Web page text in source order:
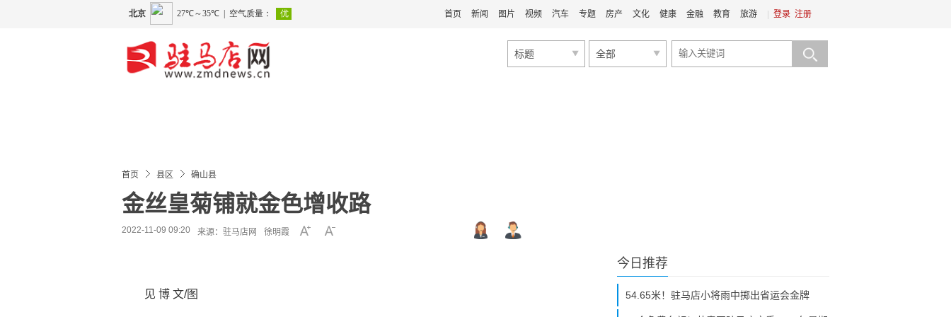
登录 注册
首页 新闻 图片 视频 汽车 专题 房产 文化 健康 金融 教育 旅游
标题 全部
首页 县区 确山县
金丝皇菊铺就金色增收路
2022-11-09 09:20 来源：驻马店网 徐明霞
见 博 文/图
今日推荐
54.65米！驻马店小将雨中掷出省运会金牌